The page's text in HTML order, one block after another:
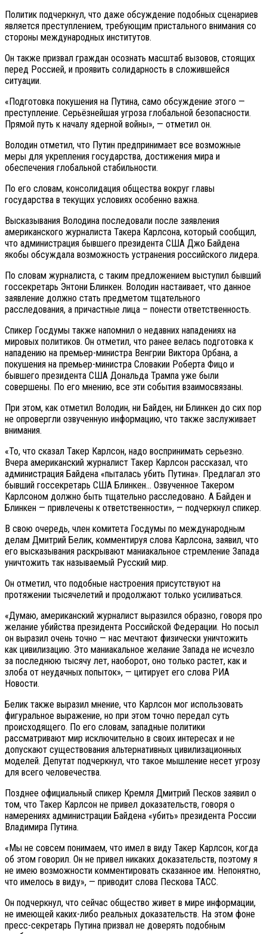
Политик подчеркнул, что даже обсуждение подобных сценариев
является преступлением, требующим пристального внимания со
стороны международных институтов.
Он также призвал граждан осознать масштаб вызовов, стоящих
перед Россией, и проявить солидарность в сложившейся
ситуации.
«Подготовка покушения на Путина, само обсуждение этого —
преступление. Серьёзнейшая угроза глобальной безопасности.
Прямой путь к началу ядерной войны», — отметил он.
Володин отметил, что Путин предпринимает все возможные
меры для укрепления государства, достижения мира и
обеспечения глобальной стабильности.
По его словам, консолидация общества вокруг главы
государства в текущих условиях особенно важна.
Высказывания Володина последовали после заявления
американского журналиста Такера Карлсона, который сообщил,
что администрация бывшего президента США Джо Байдена
якобы обсуждала возможность устранения российского лидера.
По словам журналиста, с таким предложением выступил бывший
госсекретарь Энтони Блинкен. Володин настаивает, что данное
заявление должно стать предметом тщательного
расследования, а причастные лица – понести ответственность.
Спикер Госдумы также напомнил о недавних нападениях на
мировых политиков. Он отметил, что ранее велась подготовка к
нападению на премьер-министра Венгрии Виктора Орбана, а
покушения на премьер-министра Словакии Роберта Фицо и
бывшего президента США Дональда Трампа уже были
совершены. По его мнению, все эти события взаимосвязаны.
При этом, как отметил Володин, ни Байден, ни Блинкен до сих пор
не опровергли озвученную информацию, что также заслуживает
внимания.
«То, что сказал Такер Карлсон, надо воспринимать серьезно.
Вчера американский журналист Такер Карлсон рассказал, что
администрация Байдена «пыталась убить Путина». Предлагал это
бывший госсекретарь США Блинкен… Озвученное Такером
Карлсоном должно быть тщательно расследовано. А Байден и
Блинкен — привлечены к ответственности», — подчеркнул спикер.
В свою очередь, член комитета Госдумы по международным
делам Дмитрий Белик, комментируя слова Карлсона, заявил, что
его высказывания раскрывают маниакальное стремление Запада
уничтожить так называемый Русский мир.
Он отметил, что подобные настроения присутствуют на
протяжении тысячелетий и продолжают только усиливаться.
«Думаю, американский журналист выразился образно, говоря про
желание убийства президента Российской Федерации. Но посыл
он выразил очень точно — нас мечтают физически уничтожить
как цивилизацию. Это маниакальное желание Запада не исчезло
за последнюю тысячу лет, наоборот, оно только растет, как и
злоба от неудачных попыток», — цитирует его слова РИА
Новости.
Белик также выразил мнение, что Карлсон мог использовать
фигуральное выражение, но при этом точно передал суть
происходящего. По его словам, западные политики
рассматривают мир исключительно в своих интересах и не
допускают существования альтернативных цивилизационных
моделей. Депутат подчеркнул, что такое мышление несет угрозу
для всего человечества.
Позднее официальный спикер Кремля Дмитрий Песков заявил о
том, что Такер Карлсон не привел доказательств, говоря о
намерениях администрации Байдена «убить» президента России
Владимира Путина.
«Мы не совсем понимаем, что имел в виду Такер Карлсон, когда
об этом говорил. Он не привел никаких доказательств, поэтому я
не имею возможности комментировать сказанное им. Непонятно,
что имелось в виду», — приводит слова Пескова ТАСС.
Он подчеркнул, что сейчас общество живет в мире информации,
не имеющей каких-либо реальных доказательств. На этом фоне
пресс-секретарь Путина призвал не доверять подобным